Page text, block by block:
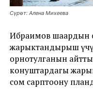
Сүрөт: Алена Михеева
Ибраимов шаардын
жарыктандырыш
орнотулганын
конуштардагы
сом сарптоону